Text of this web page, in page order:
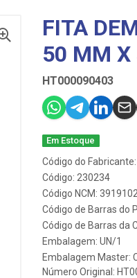
FITA
50 MM X
HT000090403
Em Estoque
Código do
Código: 230234
Código NCM:
Código de Barras do
Código de Barras da
Embalagem: UN/1
Embalagem Master:
Número Original: